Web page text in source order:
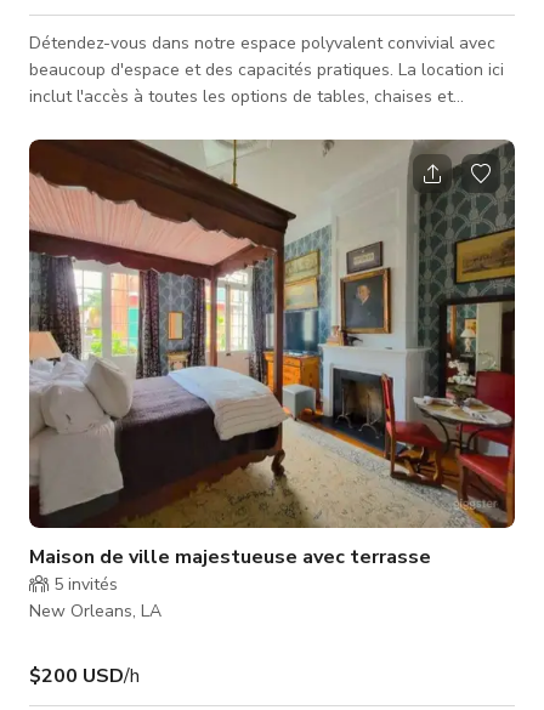
Détendez-vous dans notre espace polyvalent convivial avec
beaucoup d'espace et des capacités pratiques. La location ici
inclut l'accès à toutes les options de tables, chaises et
diviseur offre un joli arrière-plan et peut être utilisé pour
diviser notre espace en deux. Nos toilettes comprennent 2
dans l'espace événementiel public et 1 dans notre « arrière-
cuisine » où nous avons aussi une cuisine, un réfrigérateur, et
Maison de ville majestueuse avec terrasse
5 invités
New Orleans, LA
$200 USD/h